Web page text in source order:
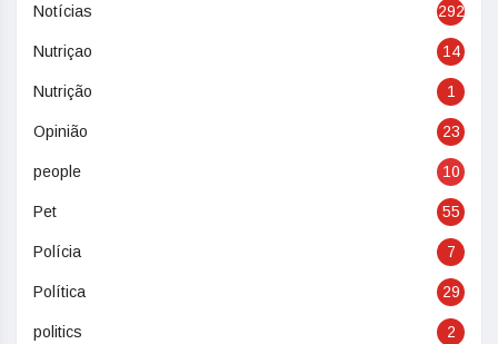
Notícias 292
Nutriçao 14
Nutrição 1
Opinião 23
people 10
Pet 55
Polícia 7
Política 29
politics 2